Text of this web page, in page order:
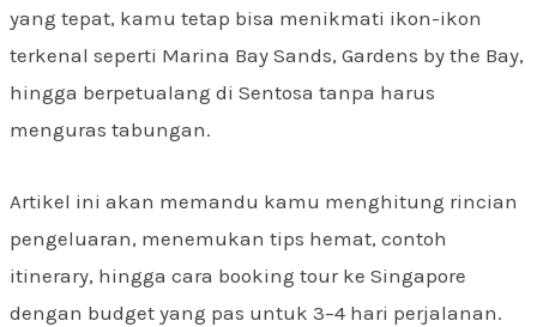
yang tepat, kamu tetap bisa menikmati ikon-ikon
terkenal seperti Marina Bay Sands, Gardens by the Bay,
hingga berpetualang di Sentosa tanpa harus
menguras tabungan.
Artikel ini akan memandu kamu menghitung rincian
pengeluaran, menemukan tips hemat, contoh
itinerary, hingga cara booking tour ke Singapore
dengan budget yang pas untuk 3–4 hari perjalanan.